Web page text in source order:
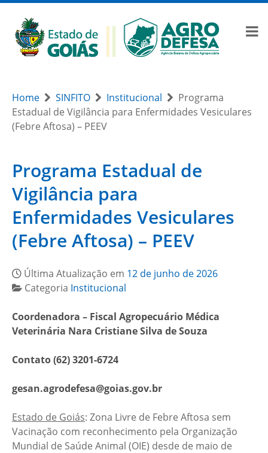
Home SINFITO Institucional
Programa
Estadual de Vigilância para Enfermidades Vesiculares
(Febre Aftosa) – PEEV
Programa Estadual de
Vigilância para
Enfermidades Vesiculares
(Febre Aftosa) – PEEV
Última Atualização em 12 de junho de 2026
Categoria Institucional
Coordenadora – Fiscal Agropecuário Médica
Veterinária Nara Cristiane Silva de Souza
Contato (62) 3201-6724
gesan.agrodefesa@goias.gov.br
Estado de Goiás: Zona Livre de Febre Aftosa sem
Vacinação com reconhecimento pela Organização
Mundial de Saúde Animal (OIE) desde de maio de